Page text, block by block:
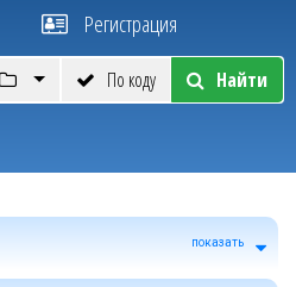
Регистрация
По коду Найти
показать